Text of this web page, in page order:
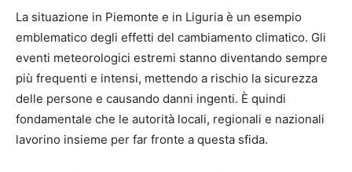
La situazione in Piemonte e in Liguria è un esempio
emblematico degli effetti del cambiamento climatico. Gli
eventi meteorologici estremi stanno diventando sempre
più frequenti e intensi, mettendo a rischio la sicurezza
delle persone e causando danni ingenti. È quindi
fondamentale che le autorità locali, regionali e nazionali
lavorino insieme per far fronte a questa sfida.